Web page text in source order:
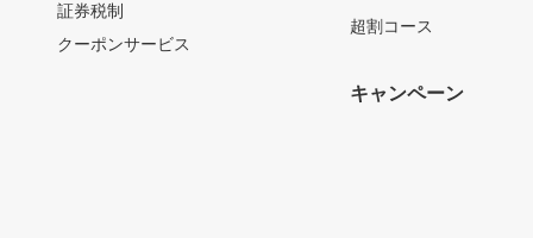
証券税制
クーポンサービス
超割コース
キャンペーン